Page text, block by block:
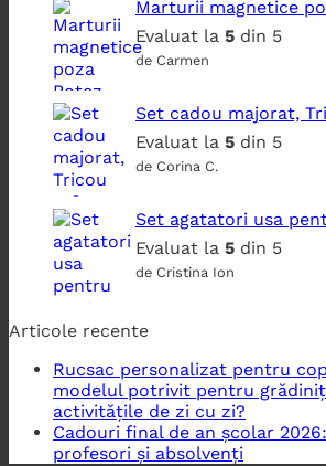
Marturii magnetice
Evaluat la 5 din 5
de Carmen
Set cadou majorat,
Evaluat la 5 din 5
de Corina C.
Set agatatori usa
Evaluat la 5 din 5
de Cristina Ion
Articole recente
Rucsac personalizat pentru
modelul potrivit pentru
activitățile de zi cu zi?
Cadouri final de an școlar
profesori și absolvenți